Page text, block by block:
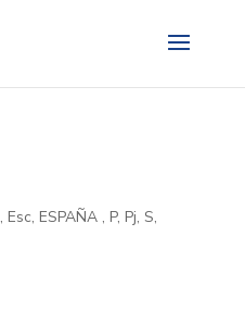
, Esc, ESPAÑA , P, Pj, S,